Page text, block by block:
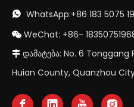
 WhatsApp:+86 183 5075
 WeChat: +86-
 დამატება: No. 6 Tonggang
Huian County, Quanzhou